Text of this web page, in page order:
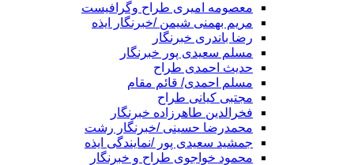
معصومه امیری طراح وگرافیست
مریم بهمنی شیمن /خبرنگار ایذه
رضا باندری خبرنگار
مسلم سعیدی پور خبرنگار
حدیث احمدی طراح
مسلم احمدی/ قائم مقام
مجتبی کیانی طراح
فخرالدین طاهرزاده خبرنگار
محمدرضا حسینی /خبرنگار رشت
جمشید سعیدی پور /نمایندگی ایذه
محمود خواجوی طراح و خبرنگار